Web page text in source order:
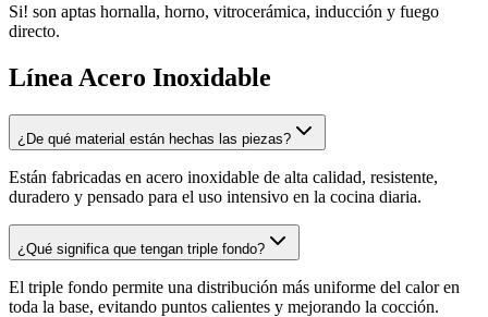
Si! son aptas hornalla, horno, vitrocerámica, inducción y fuego
directo.
Línea Acero Inoxidable
¿De qué material están hechas las piezas?
Están fabricadas en acero inoxidable de alta calidad, resistente,
duradero y pensado para el uso intensivo en la cocina diaria.
¿Qué significa que tengan triple fondo?
El triple fondo permite una distribución más uniforme del calor en
toda la base, evitando puntos calientes y mejorando la cocción.